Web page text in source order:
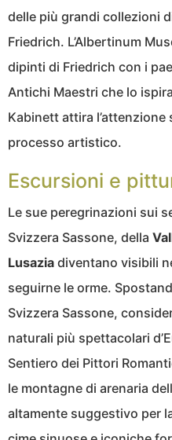
delle più grandi collezioni
Friedrich. L’Albertinum
dipinti di Friedrich con i
Antichi Maestri che lo
Kabinett attira l’attenzione
processo artistico.
Escursioni e
Le sue peregrinazioni sui
Svizzera Sassone, della
Lusazia diventano visibili
seguirne le orme.
Svizzera Sassone,
naturali più spettacolari
Sentiero dei Pittori
le montagne di arenaria
altamente suggestivo per